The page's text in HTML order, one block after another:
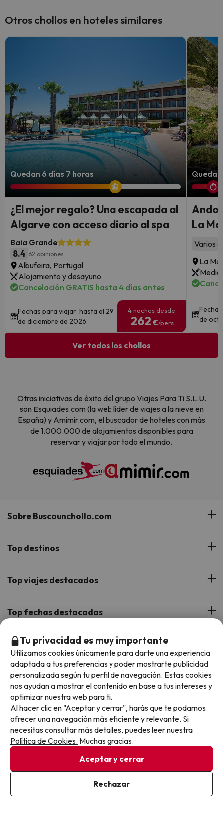
Otros chollos en hoteles similares
Quedan 6 días 7 horas
¿El mejor regalo? Una escapada al
Algarve con acceso diario al spa
Baia Grande
8.4 62 opiniones
Albufeira, Portugal
Alojamiento y desayuno
Cancelación GRATIS hasta 4 días antes
Fechas para viajar: hasta el 29
de diciembre de 2026.
4 noches desde
262 €/pers.
La
Varios
La
Media
de
Ver todos los chollos
Otras iniciativas de éxito del grupo Viajes Para Ti S.L.U.
son Esquiades.com (la web líder de viajes a la nieve en
España) y Amimir.com, el buscador de hoteles con más
de 1.000.000 de alojamientos disponibles para
reservar y viajar por todo el mundo.
Sobre Buscounchollo.com
¿Quiénes somos?
Buscounchollo en los medios
Proveedores
Opiniones de nuestros clientes
Viajes para grupos
Top destinos
Hoteles Andalucía
Hoteles Cataluña
Hoteles Portugal
Hoteles Valencia
Hoteles Galicia
Hoteles en Islas
Hoteles Salou
Top viajes destacados
Viajes con Niños
Viajes de Novios
Viajes con mascotas
Chollos con Todo Incluido
Chollos en la playa
Chollos con Vuelo Incluido
Hoteles con toboganes
Selección de la Newsletter
Los favoritos de nuestros clientes
Top fechas destacadas
Verano
Puente de Agosto
Vacaciones en Agosto
Vacaciones en Septiembre
Vacaciones en Octubre
Vacaciones en Noviembre
Info y ayuda
Contáctanos
Preguntas frecuentes
Descarga GRATIS nuestra app
Más de 3 MILLONES de descargas y una valoración de 4,7/5.
Métodos de pago disponibles
Tu privacidad es muy importante
Utilizamos cookies únicamente para darte una experiencia
adaptada a tus preferencias y poder mostrarte publicidad
personalizada según tu perfil de navegación. Estas cookies
nos ayudan a mostrar el contenido en base a tus intereses y
optimizar nuestra web para ti.
Al hacer clic en "Aceptar y cerrar", harás que te podamos
ofrecer una navegación más eficiente y relevante. Si
necesitas consultar más detalles, puedes leer nuestra
Política de Cookies. Muchas gracias.
Aceptar y cerrar
Rechazar